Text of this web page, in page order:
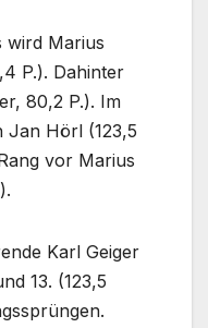
wird Marius
P.). Dahinter
80,2 P.). Im
Jan Hörl (123,5
vor Marius
Karl Geiger
13. (123,5